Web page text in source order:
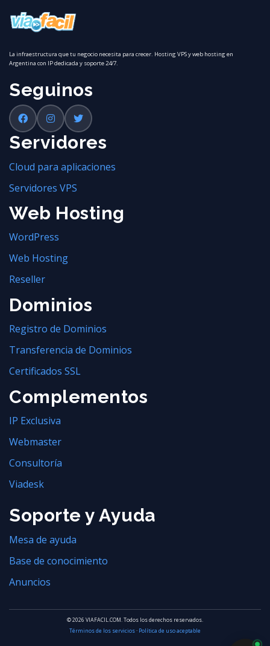
La infraestructura que tu negocio necesita para crecer. Hosting VPS y web hosting en
Argentina con IP dedicada y soporte 24/7.
Seguinos
Servidores
Cloud para aplicaciones
Servidores VPS
Web Hosting
WordPress
Web Hosting
Reseller
Dominios
Registro de Dominios
Transferencia de Dominios
Certificados SSL
Complementos
IP Exclusiva
Webmaster
Consultoría
Viadesk
Soporte y Ayuda
Mesa de ayuda
Base de conocimiento
Anuncios
© 2026 VIAFACIL.COM. Todos los derechos reservados.
Términos de los servicios· Política de uso aceptable